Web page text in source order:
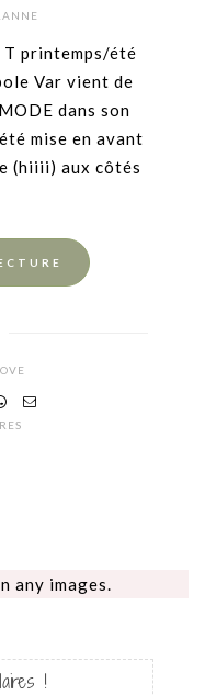
printemps/été
Var vient de
dans son
mise en avant
(hiiii) aux côtés
any images.
!